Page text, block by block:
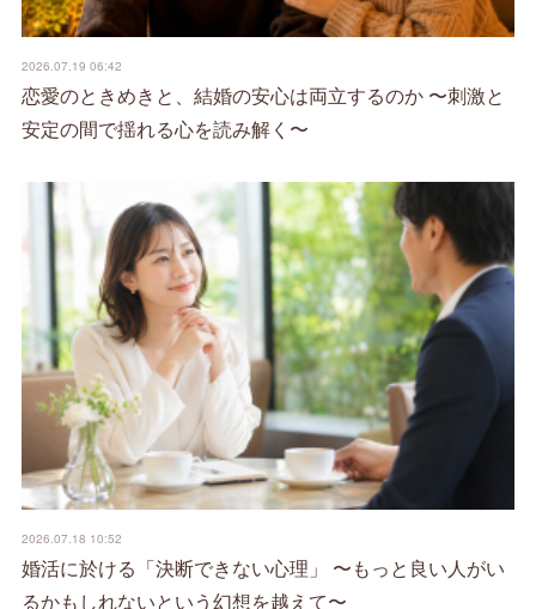
2026.07.19 06:42
恋愛のときめきと、結婚の安心は両立するのか 〜刺激と
安定の間で揺れる心を読み解く〜
2026.07.18 10:52
婚活に於ける「決断できない心理」 〜もっと良い人がい
るかもしれないという幻想を越えて〜